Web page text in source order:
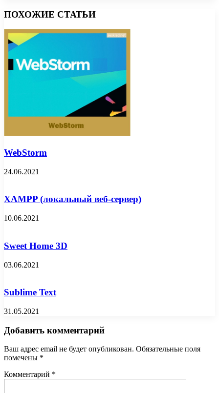
ПОХОЖИЕ СТАТЬИ
WebStorm
24.06.2021
XAMPP (локальный веб-сервер)
10.06.2021
Sweet Home 3D
03.06.2021
Sublime Text
31.05.2021
Добавить комментарий
Ваш адрес email не будет опубликован. Обязательные поля
помечены *
Комментарий *